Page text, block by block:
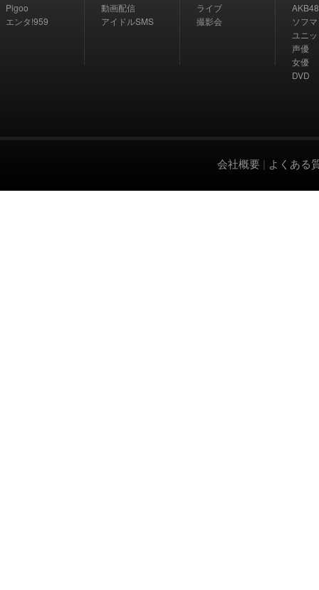
Pigoo
エンタ!959
動画配信
アイドルSMS
ライブ
撮影会
AKB48
ソフ
ユニ
声優
女優
DVD
会社概要 | よくある